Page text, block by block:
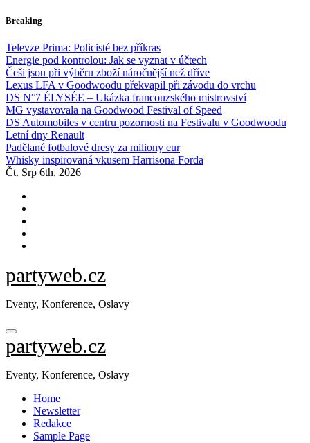
Skip
content
Breaking
Televze Prima: Policisté bez příkras
Energie pod kontrolou: Jak se vyznat v účtech
Češi jsou při výběru zboží náročnější než dříve
Lexus LFA v Goodwoodu překvapil při závodu do vrchu
DS N°7 ÉLYSÉE – Ukázka francouzského mistrovství
MG vystavovala na Goodwood Festival of Speed
DS Automobiles v centru pozornosti na Festivalu v Goodwoodu
Letní dny Renault
Padělané fotbalové dresy za miliony eur
Whisky inspirovaná vkusem Harrisona Forda
Čt. Srp 6th, 2026
partyweb.cz
Eventy, Konference, Oslavy
partyweb.cz
Eventy, Konference, Oslavy
Home
Newsletter
Redakce
Sample Page